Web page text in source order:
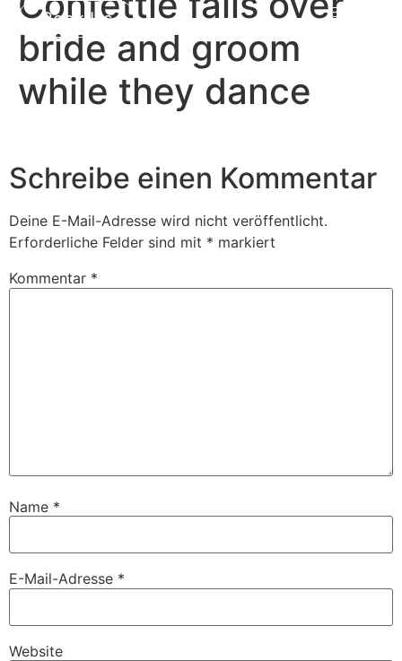
Book Us
bride and groom
while they dance
Schreibe einen Kommentar
Deine E-Mail-Adresse wird nicht veröffentlicht.
Erforderliche Felder sind mit * markiert
Kommentar *
Name *
E-Mail-Adresse *
Website